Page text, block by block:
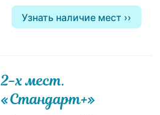
Узнать наличие мест
2-х мест.
«Стандарт+»